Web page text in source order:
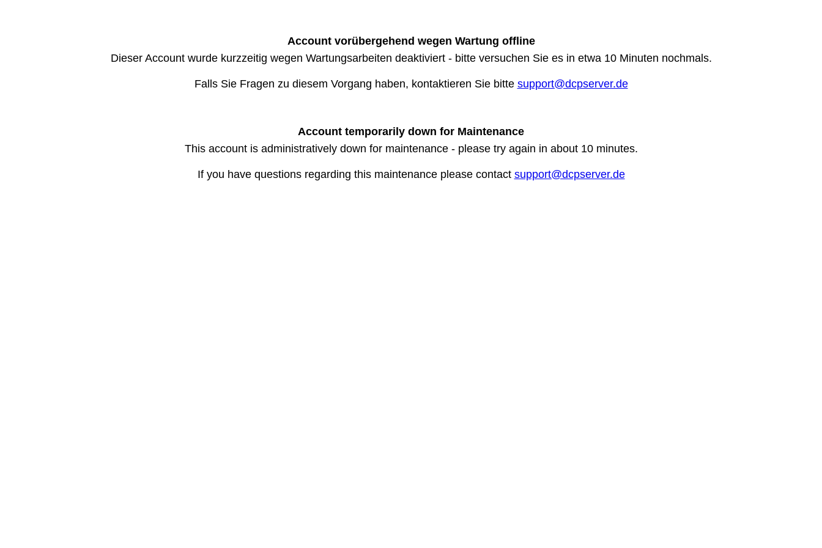
Account vorübergehend wegen Wartung offline
Dieser Account wurde kurzzeitig wegen Wartungsarbeiten deaktiviert - bitte versuchen Sie es in etwa 10 Minuten nochmals.
Falls Sie Fragen zu diesem Vorgang haben, kontaktieren Sie bitte support@dcpserver.de
Account temporarily down for Maintenance
This account is administratively down for maintenance - please try again in about 10 minutes.
If you have questions regarding this maintenance please contact support@dcpserver.de